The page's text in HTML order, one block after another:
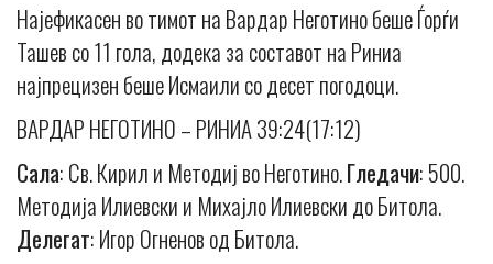
Најефикасен во тимот на Вардар Неготино беше Ѓорѓи
Ташев со 11 гола, додека за составот на Риниа
најпрецизен беше Исмаили со десет погодоци.
ВАРДАР НЕГОТИНО – РИНИА 39:24(17:12)
Сала: Св. Кирил и Методиј во Неготино.Гледачи: 500.
Методија Илиевски и Михајло Илиевски до Битола.
Делегат: Игор Огненов од Битола.